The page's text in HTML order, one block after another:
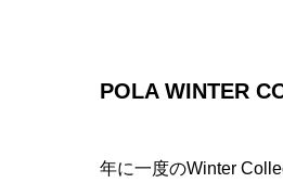
POLA WINTER
年に一度のWinter